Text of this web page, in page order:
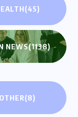
(45)
NEWS(1138)
OTHER(8)